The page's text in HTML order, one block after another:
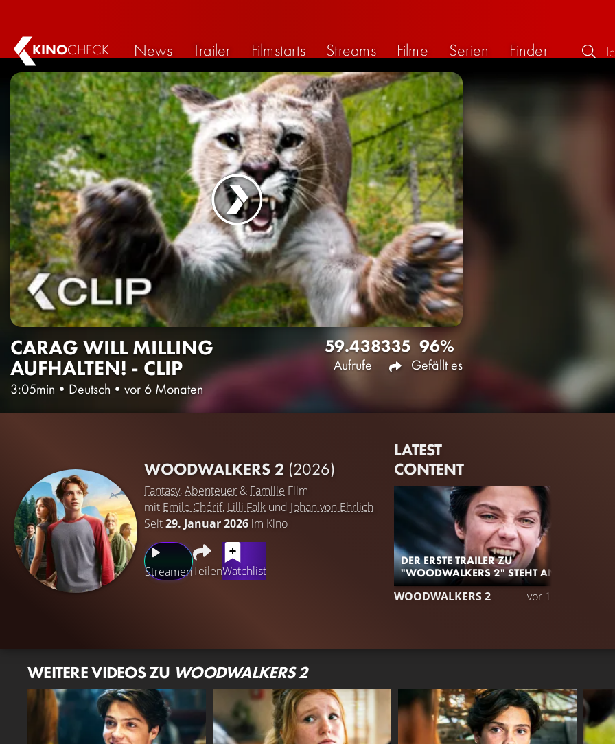
KINOCHECK News Trailer Filmstarts Streams Filme Serien Finder
CARAG WILL MILLING
AUFHALTEN! - CLIP
3:05min • Deutsch • vor 6 Monaten
59.438
Aufrufe
335 96%
Gefällt es
WOODWALKERS 2 (2026)
Fantasy,Abenteuer & Familie Film
mit Emile Chérif, Lilli Falk und Johan von Ehrlich
Seit29. Januar 2026 im Kino
StreamenTeilenWatchlist
LATEST
CONTENT
DER ERSTE TRAILER ZU
"WOODWALKERS 2" STEHT AN
WOODWALKERS 2 vor 1 Jahr
WEITERE VIDEOS ZU WOODWALKERS 2